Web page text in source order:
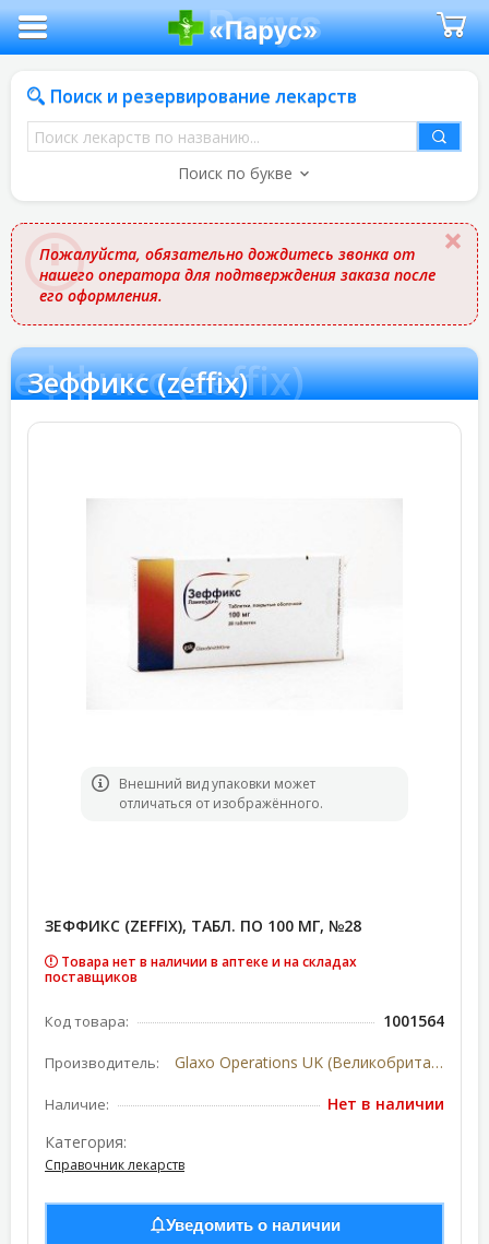
Поиск и резервирование лекарств
Поиск
лекарств
названию
Поиск по букве
Пожалуйста, обязательно дождитесь звонка от
нашего оператора для подтверждения заказа после
его оформления.
(zeffix)
Зеффикс (zeffix)
Bнешний вид упаковки может
отличаться от изображённого.
ЗЕФФИКС (ZEFFIX), ТАБЛ. ПО 100 МГ, №28
Товара нет в наличии в аптеке и на складах
поставщиков
Код товара: 1001564
Производитель: Glaxo Operations UK (Великобритания)
Наличие:
Нет в наличии
Категория:
Справочник лекарств
Уведомить о наличии